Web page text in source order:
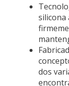
silicona
dos